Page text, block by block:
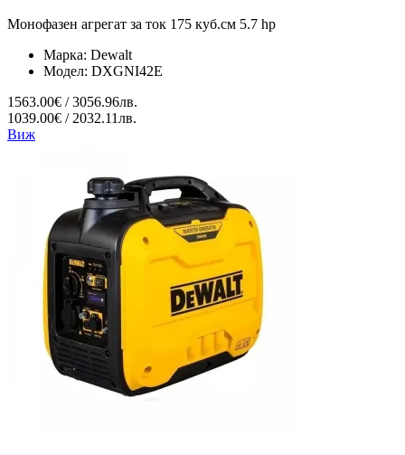
Монофазен агрегат за ток 175 куб.см 5.7 hp
Марка: Dewalt
Модел: DXGNI42E
1563.00€ / 3056.96лв.
1039.00€ / 2032.11лв.
Виж